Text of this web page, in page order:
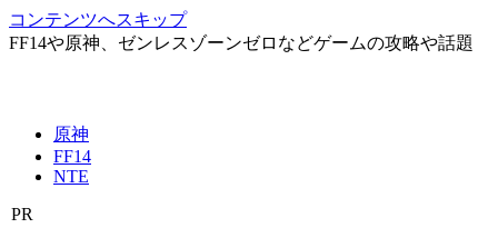
コンテンツへスキップ
FF14や原神、ゼンレスゾーンゼロなどゲームの攻略や話題
原神
FF14
NTE
PR